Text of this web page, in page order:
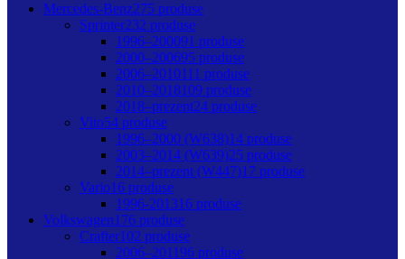
Mercedes-Benz275 produse
Sprinter232 produse
1996–200091 produse
2000–200695 produse
2006–2010111 produse
2010–2018109 produse
2018–prezent24 produse
Vito54 produse
1996–2000 (W638)14 produse
2003–2014 (W639)25 produse
2014–prezent (W447)17 produse
Vario16 produse
1996-201316 produse
Volkswagen176 produse
Crafter102 produse
2006–201196 produse